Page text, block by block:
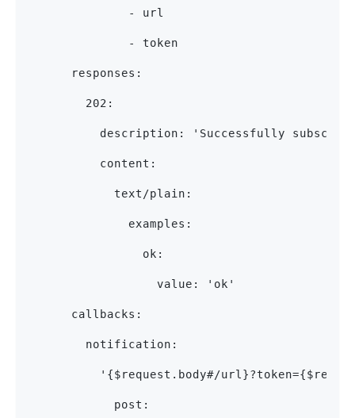
              - url
              - token
      responses:
        202:
description: 'Successfully
          content:
            text/plain:
              examples:
                ok:
                  value: 'ok'
      callbacks:
        notification:
'{$request.body#/
            post: